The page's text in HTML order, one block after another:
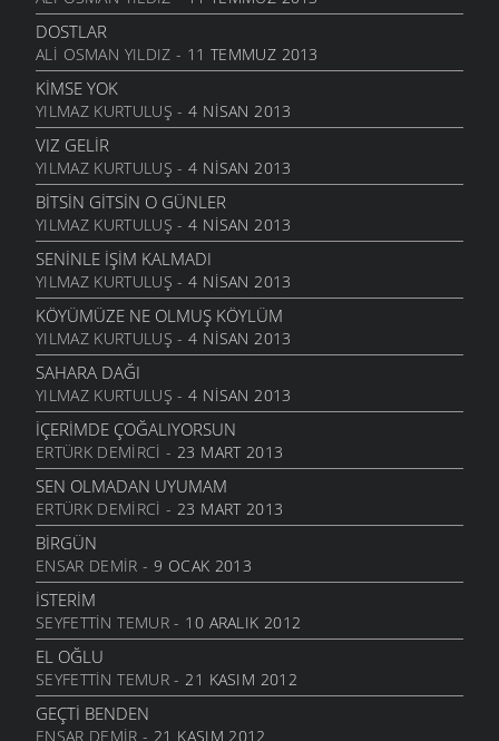
6 MART 2006
ANLATAMADIK
6 MART 2006
GEL
6 MART 2006
ANNE
6 MART 2006
NATAŞA
6 MART 2006
ACABA
6 MART 2006
DOLUDUR
6 MART 2006
DAHASI VAR
6 MART 2006
ÖĞRETMENI GÖR
6 MART 2006
ÇORUH
6 MART 2006
SANA MUHTACIM
6 MART 2006
KALMADI
6 MART 2006
DÖRT İŞLEM
6 MART 2006
DOSTLAR
ALI OSMAN YILDIZ - 11 TEMMUZ 2013
KIMSE YOK
YILMAZ KURTULUŞ - 4 NISAN 2013
VIZ GELIR
YILMAZ KURTULUŞ - 4 NISAN 2013
BITSIN GITSIN O GÜNLER
YILMAZ KURTULUŞ - 4 NISAN 2013
SENINLE İŞIM KALMADI
YILMAZ KURTULUŞ - 4 NISAN 2013
KÖYÜMÜZE NE OLMUŞ KÖYLÜM
YILMAZ KURTULUŞ - 4 NISAN 2013
SAHARA DAĞI
YILMAZ KURTULUŞ - 4 NISAN 2013
İÇERIMDE ÇOĞALIYORSUN
ERTÜRK DEMIRCI - 23 MART 2013
SEN OLMADAN UYUMAM
ERTÜRK DEMIRCI - 23 MART 2013
BIRGÜN
ENSAR DEMIR - 9 OCAK 2013
İSTERIM
SEYFETTIN TEMUR- 10 ARALIK 2012
EL OĞLU
SEYFETTIN TEMUR- 21 KASIM 2012
GEÇTI BENDEN
ENSAR DEMIR - 21 KASIM 2012